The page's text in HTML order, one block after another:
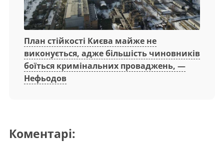
План стійкості Києва майже не
виконується, адже більшість чиновників
боїться кримінальних проваджень, —
Нефьодов
Коментарі: